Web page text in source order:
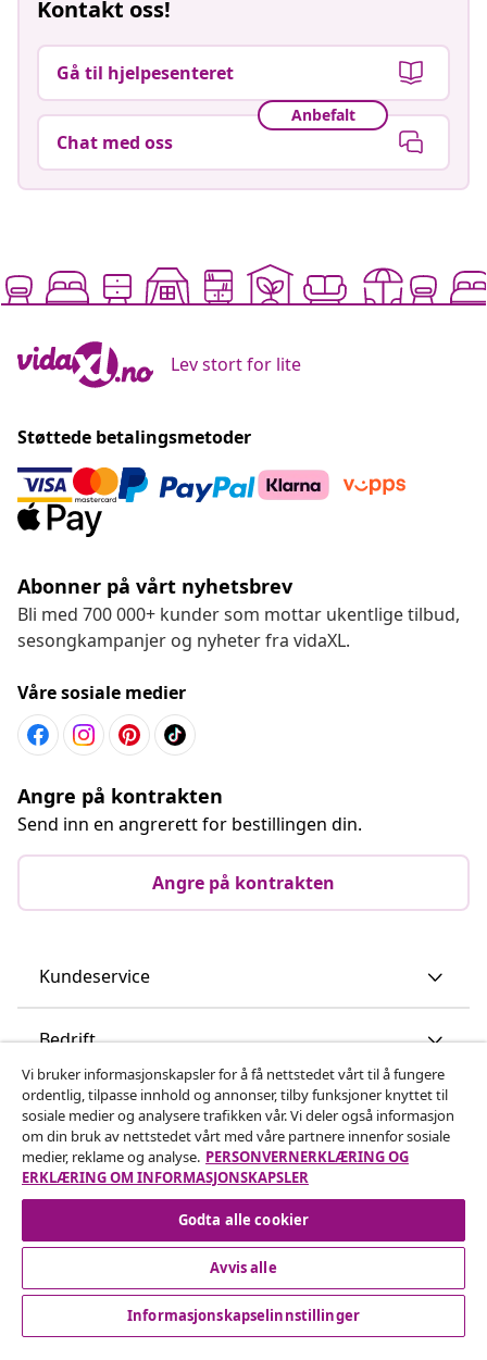
Kontakt oss!
Gå til hjelpesenteret
Anbefalt
Chat med oss
Lev stort for lite
Støttede betalingsmetoder
Abonner på vårt nyhetsbrev
Bli med 700 000+ kunder som mottar ukentlige tilbud,
sesongkampanjer og nyheter fra vidaXL.
Våre sosiale medier
Angre på kontrakten
Send inn en angrerett for bestillingen din.
Angre på kontrakten
Kundeservice
Bedrift
vidaXL
Oppdag mer
© 2008-2026 vidaXL www.vidaxl.no er et nettsted av vidaXL
Vi bruker informasjonskapsler for å få nettstedet vårt til å fungere
ordentlig, tilpasse innhold og annonser, tilby funksjoner knyttet til
sosiale medier og analysere trafikken vår. Vi deler også informasjon
om din bruk av nettstedet vårt med våre partnere innenfor sosiale
medier, reklame og analyse. PERSONVERNERKLÆRING OG
ERKLÆRING OM INFORMASJONSKAPSLER
Godta alle cookier
Avvis alle
Informasjonskapselinnstillinger